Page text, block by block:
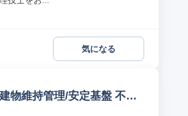
気になる
物維持管理/安定基盤 不動